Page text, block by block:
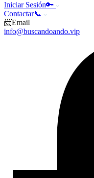
Iniciar Sesión🔑
Contactar📞
📨Email
info@buscandoando.vip